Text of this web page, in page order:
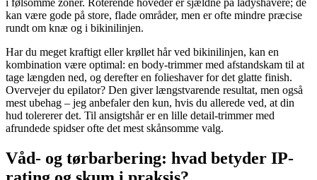
i følsomme zoner. Roterende hoveder er sjældne på ladyshavere; de
kan være gode på store, flade områder, men er ofte mindre præcise
rundt om knæ og i bikinilinjen.
Har du meget kraftigt eller krøllet hår ved bikinilinjen, kan en
kombination være optimal: en body-trimmer med afstandskam til at
tage længden ned, og derefter en folieshaver for det glatte finish.
Overvejer du epilator? Den giver længstvarende resultat, men også
mest ubehag – jeg anbefaler den kun, hvis du allerede ved, at din
hud tolererer det. Til ansigtshår er en lille detail-trimmer med
afrundede spidser ofte det mest skånsomme valg.
Våd- og tørbarbering: hvad betyder IP-